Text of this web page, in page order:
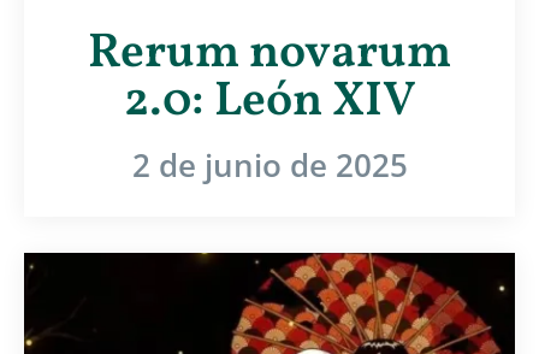
Rerum novarum
2.0: León XIV
2 de junio de 2025